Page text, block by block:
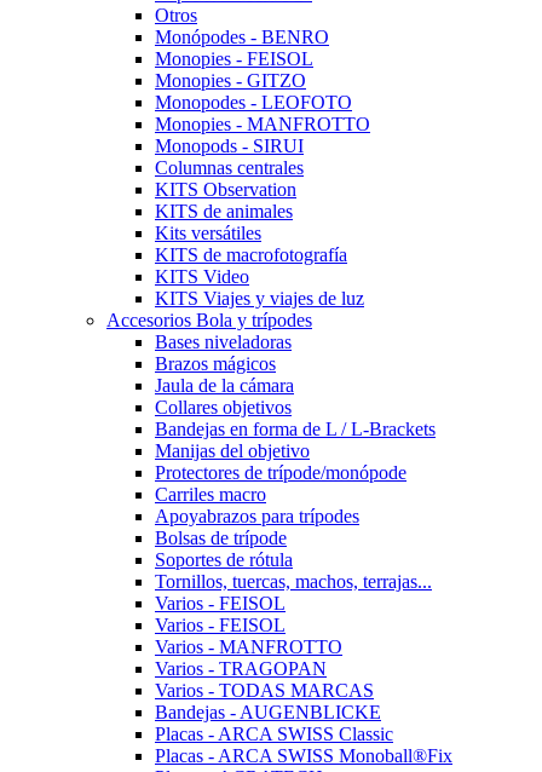
Otros
Monópodes - BENRO
Monopies - FEISOL
Monopies - GITZO
Monopodes - LEOFOTO
Monopies - MANFROTTO
Monopods - SIRUI
Columnas centrales
KITS Observation
KITS de animales
Kits versátiles
KITS de macrofotografía
KITS Video
KITS Viajes y viajes de luz
Accesorios Bola y trípodes
Bases niveladoras
Brazos mágicos
Jaula de la cámara
Collares objetivos
Bandejas en forma de L / L-Brackets
Manijas del objetivo
Protectores de trípode/monópode
Carriles macro
Apoyabrazos para trípodes
Bolsas de trípode
Soportes de rótula
Tornillos, tuercas, machos, terrajas...
Varios - FEISOL
Varios - FEISOL
Varios - MANFROTTO
Varios - TRAGOPAN
Varios - TODAS MARCAS
Bandejas - AUGENBLICKE
Placas - ARCA SWISS Classic
Placas - ARCA SWISS Monoball®Fix